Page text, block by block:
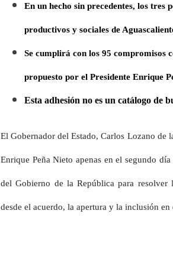
En un hecho sin precedentes, los tres
productivos y sociales de
Se cumplirá con los 95 compromisos
propuesto por el Presidente Enrique
Esta adhesión no es un catálogo de
El Gobernador del Estado, Carlos Lozano de
Enrique Peña Nieto apenas en el segundo
del Gobierno de la República para resolver
desde el acuerdo, la apertura y la inclusión